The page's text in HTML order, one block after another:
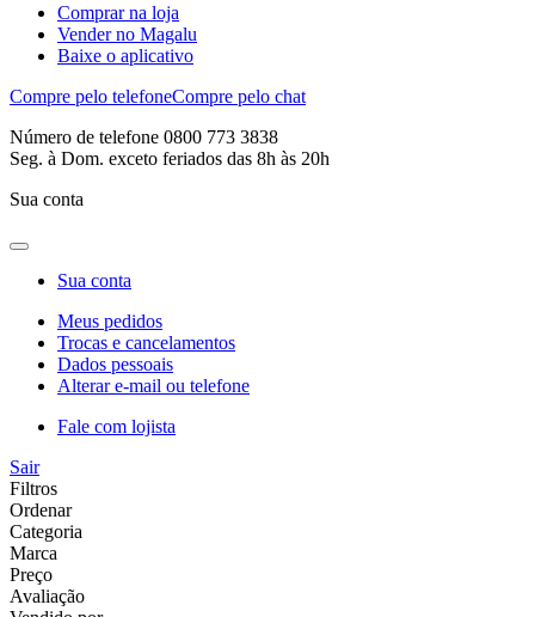
Comprar na loja
Vender no Magalu
Baixe o aplicativo
Compre pelo telefoneCompre pelo chat
Número de telefone 0800 773 3838
Seg. à Dom. exceto feriados das 8h às 20h
Sua conta
Sua conta
Meus pedidos
Trocas e cancelamentos
Dados pessoais
Alterar e-mail ou telefone
Fale com lojista
Sair
Filtros
Ordenar
Categoria
Marca
Preço
Avaliação